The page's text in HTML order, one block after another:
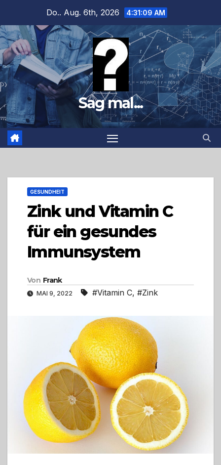
springen
Do.. Aug. 6th, 2026 4:31:11 AM
Sag mal...
GESUNDHEIT
Zink und Vitamin C
für ein gesundes
Immunsystem
Von Frank
MAI 9, 2022 #Vitamin C, #Zink